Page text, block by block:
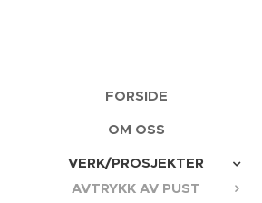
FORSIDE
OM OSS
VERK/PROSJEKTER
AVTRYKK AV PUST